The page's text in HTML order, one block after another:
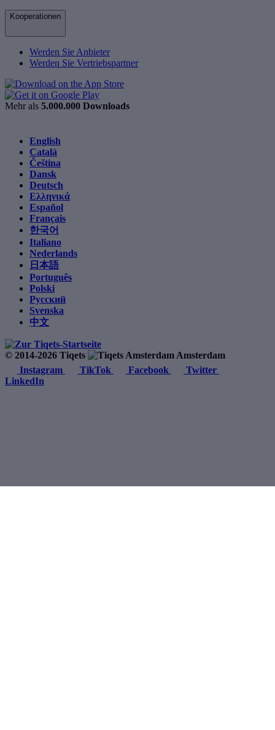
Kooperationen
Werden Sie Anbieter
Werden Sie Vertriebspartner
Mehr als 5.000.000 Downloads
English
Català
Čeština
Dansk
Deutsch
Ελληνικά
Español
Français
한국어
Italiano
Nederlands
日本語
Português
Polski
Русский
Svenska
中文
© 2014-2026 Tiqets
Amsterdam
Instagram
TikTok Facebook
Twitter
LinkedIn